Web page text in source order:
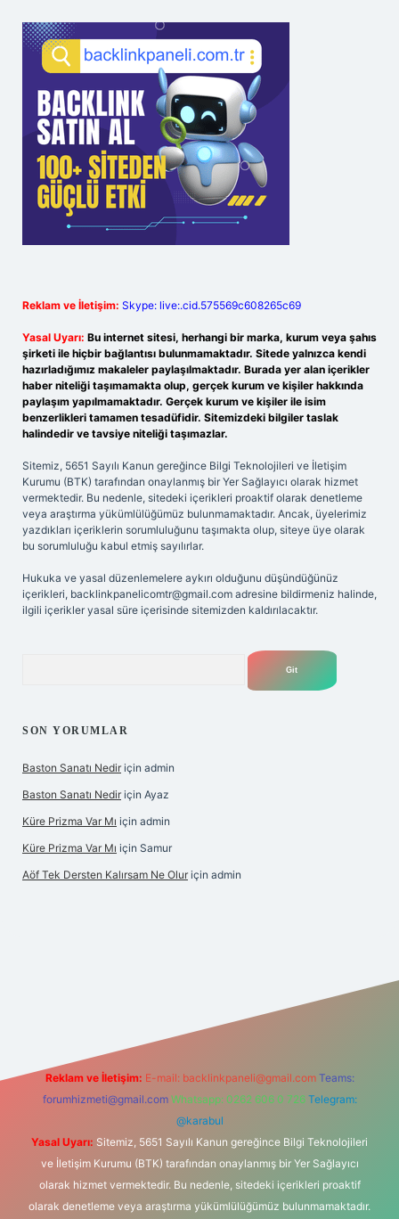
Reklam ve İletişim: Skype: live:.cid.575569c608265c69
Yasal Uyarı: Bu internet sitesi, herhangi bir marka, kurum veya şahıs
şirketi ile hiçbir bağlantısı bulunmamaktadır. Sitede yalnızca kendi
hazırladığımız makaleler paylaşılmaktadır. Burada yer alan içerikler
haber niteliği taşımamakta olup, gerçek kurum ve kişiler hakkında
paylaşım yapılmamaktadır. Gerçek kurum ve kişiler ile isim
benzerlikleri tamamen tesadüfidir. Sitemizdeki bilgiler taslak
halindedir ve tavsiye niteliği taşımazlar.
Sitemiz, 5651 Sayılı Kanun gereğince Bilgi Teknolojileri ve İletişim
Kurumu (BTK) tarafından onaylanmış bir Yer Sağlayıcı olarak hizmet
vermektedir. Bu nedenle, sitedeki içerikleri proaktif olarak denetleme
veya araştırma yükümlülüğümüz bulunmamaktadır. Ancak, üyelerimiz
yazdıkları içeriklerin sorumluluğunu taşımakta olup, siteye üye olarak
bu sorumluluğu kabul etmiş sayılırlar.
Hukuka ve yasal düzenlemelere aykırı olduğunu düşündüğünüz
içerikleri, backlinkpanelicomtr@gmail.com adresine bildirmeniz halinde,
ilgili içerikler yasal süre içerisinde sitemizden kaldırılacaktır.
SON YORUMLAR
Baston Sanatı Nedir için admin
Baston Sanatı Nedir için Ayaz
Küre Prizma Var Mı için admin
Küre Prizma Var Mı için Samur
Aöf Tek Dersten Kalırsam Ne Olur için admin
Reklam ve İletişim: E-mail: backlinkpaneli@gmail.com Teams:
forumhizmeti@gmail.com Whatsapp: 0262 606 0 726 Telegram:
@karabul
Yasal Uyarı: Sitemiz, 5651 Sayılı Kanun gereğince Bilgi Teknolojileri
ve İletişim Kurumu (BTK) tarafından onaylanmış bir Yer Sağlayıcı
olarak hizmet vermektedir. Bu nedenle, sitedeki içerikleri proaktif
olarak denetleme veya araştırma yükümlülüğümüz bulunmamaktadır.